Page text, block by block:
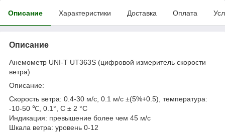
Описание Характеристики Доставка Оплата
Описание
Анемометр UNI-T UT363S (цифровой измеритель скорости
ветра)
Описание:
Скорость ветра: 0.4-30 м/с, 0.1 м/с ±(5%+0.5), температура:
-10-50 ℃, 0.1°, C ± 2 °C
Индикация: превышение более чем 45 м/с
Шкала ветра: уровень 0-12